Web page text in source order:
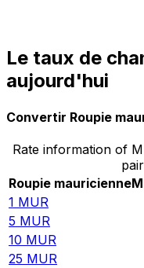
Le taux de
aujourd'hui
Convertir Roupie
Rate information of
pair
Roupie mauricienne
1 MUR
5 MUR
10 MUR
25 MUR